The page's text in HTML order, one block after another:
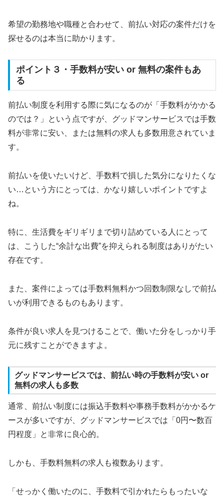
希望の勤務地や職種と合わせて、前払い対応の案件だけを
探せるのは本当に助かります。
ポイント３・手数料が安い or 無料の案件もあ
る
前払い制度を利用する際に気になるのが「手数料がかかる
のでは？」という点ですが、グッドマンサービスでは手数
料が非常に安い、または無料の求人も多数用意されていま
す。
前払いを使いたいけど、手数料で損した気分になりたくな
い…という方にとっては、かなり嬉しいポイントですよ
ね。
特に、生活費をギリギリまで切り詰めている人にとって
は、こうした“余計な出費”を抑えられる制度はありがたい
存在です。
また、案件によっては手数料無料かつ回数制限なしで前払
いが利用できるものもあります。
条件が良い求人を見つけることで、働いた分をしっかり手
元に残すことができますよ。
グッドマンサービスでは、前払い時の手数料が安い or
無料の求人も多数
通常、前払い制度には振込手数料や事務手数料がかかるケ
ースが多いですが、グッドマンサービスでは「0円〜数百
円程度」と非常に良心的。
しかも、手数料無料の求人も複数あります。
「せっかく働いたのに、手数料で引かれたらもったいな